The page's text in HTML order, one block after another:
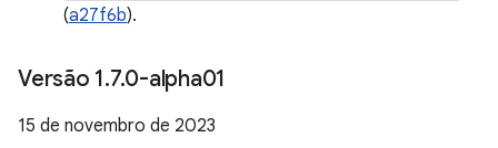
(a27f6b).
Versão 1.7.0-alpha01
15 de novembro de 2023